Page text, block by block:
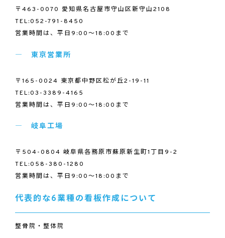
〒463-0070 愛知県名古屋市守山区新守山2108
TEL:052-791-8450
営業時間は、平日9:00～18:00まで
東京営業所
〒165-0024 東京都中野区松が丘2-19-11
TEL:03-3389-4165
営業時間は、平日9:00～18:00まで
岐阜工場
〒504-0804 岐阜県各務原市蘇原新生町1丁目9-2
TEL:058-380-1280
営業時間は、平日9:00～18:00まで
代表的な6業種の看板作成について
整骨院・整体院